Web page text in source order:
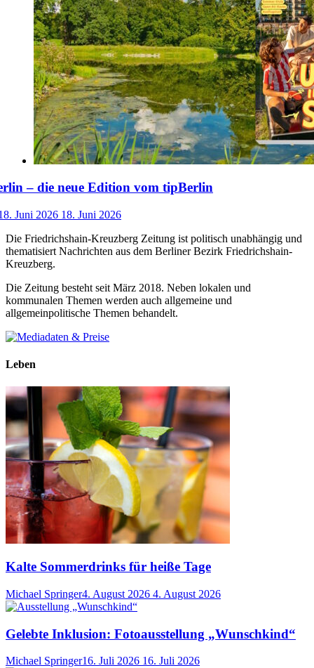
– die neue Edition vom tipBerlin
Juni 2026 18. Juni 2026
Die Friedrichshain-Kreuzberg Zeitung ist politisch unabhängig und
thematisiert Nachrichten aus dem Berliner Bezirk Friedrichshain-
Kreuzberg.
Die Zeitung besteht seit März 2018. Neben lokalen und
kommunalen Themen werden auch allgemeine und
allgemeinpolitische Themen behandelt.
Leben
Kalte Sommerdrinks für heiße Tage
Michael Springer4. August 2026 4. August 2026
Gelebte Inklusion: Fotoausstellung „Wunschkind“
Michael Springer16. Juli 2026 16. Juli 2026